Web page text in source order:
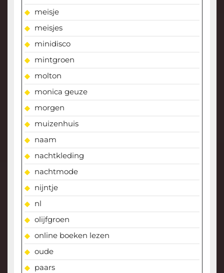
meisje
meisjes
minidisco
mintgroen
molton
monica geuze
morgen
muizenhuis
naam
nachtkleding
nachtmode
nijntje
nl
olijfgroen
online boeken lezen
oude
paars